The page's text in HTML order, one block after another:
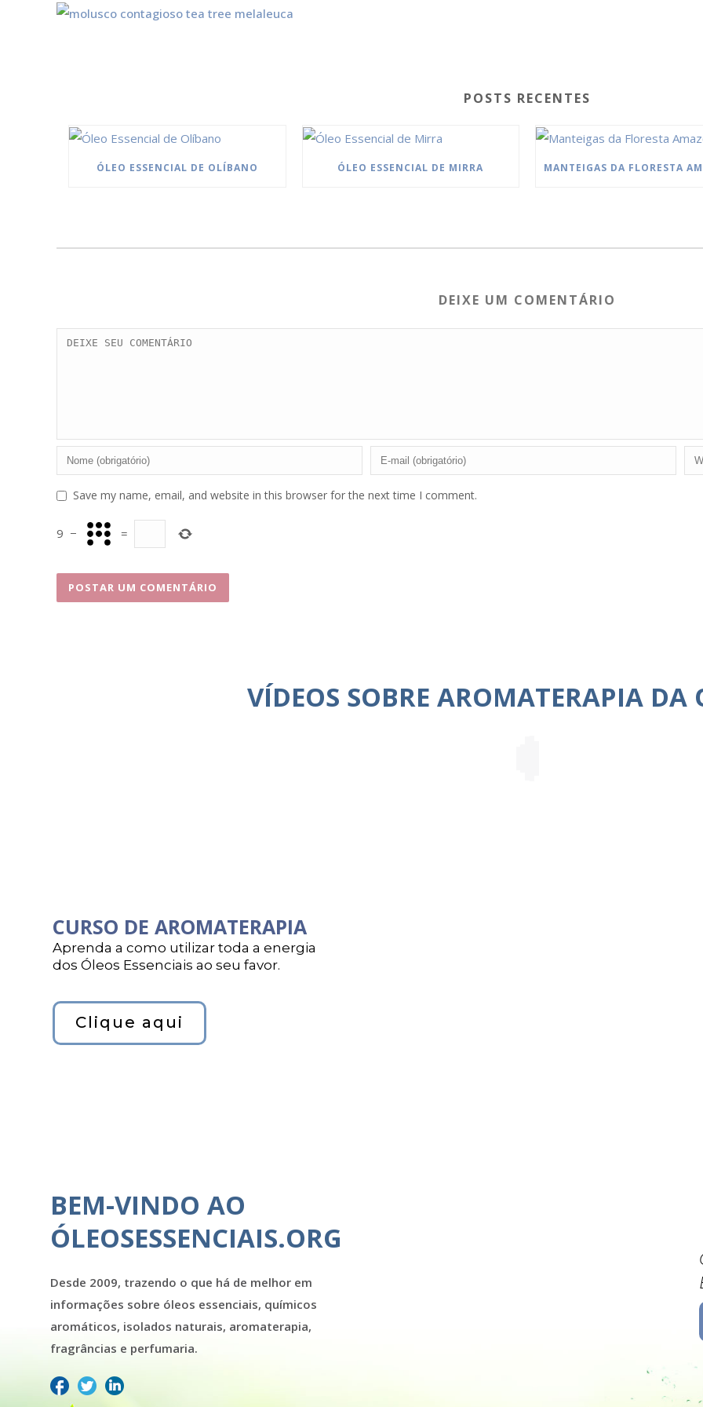
POSTS RECENTES
ÓLEO ESSENCIAL DE OLÍBANO ÓLEO ESSENCIAL DE MIRRA
DEIXE UM COMENTÁRIO
Save my name, email, and website in this browser for the next time I comment.
9 − =
VÍDEOS SOBRE AROMATERAPIA DA
CURSO DE AROMATERAPIA
Aprenda a como utilizar toda a energia
dos Óleos Essenciais ao seu favor.
Clique aqui
BEM-VINDO AO
ÓLEOSESSENCIAIS.ORG
Desde 2009, trazendo o que há de melhor em
informações sobre óleos essenciais, químicos
aromáticos, isolados naturais, aromaterapia,
fragrâncias e perfumaria.